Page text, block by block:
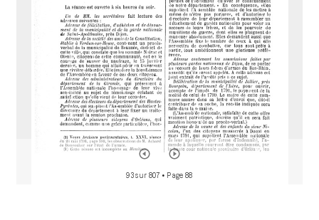
93 sur 807 • Page 88